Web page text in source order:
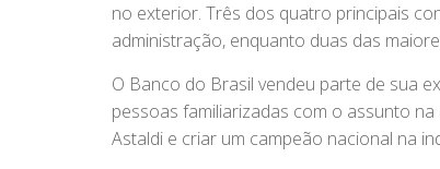
no exterior. Três dos quatro principais
administração, enquanto duas das
O Banco do Brasil vendeu parte de sua
pessoas familiarizadas com o assunto
Astaldi e criar um campeão nacional na